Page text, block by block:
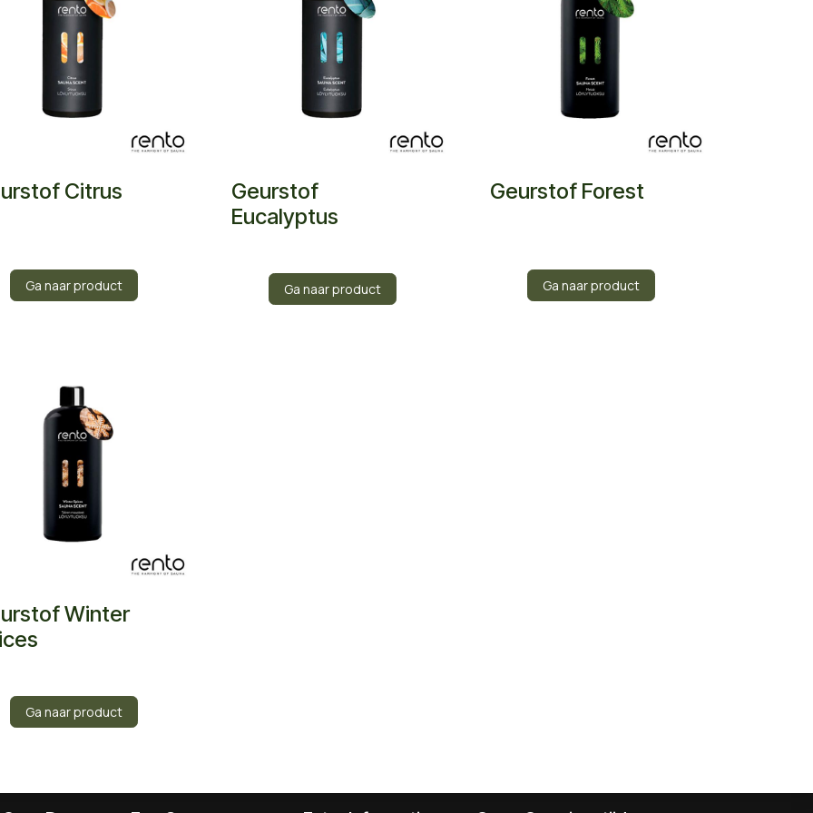
Citrus
Ga naar product
Geurstof
Eucalyptus
Ga naar product
Geurstof Forest
Ga naar product
Winter
Ga naar product